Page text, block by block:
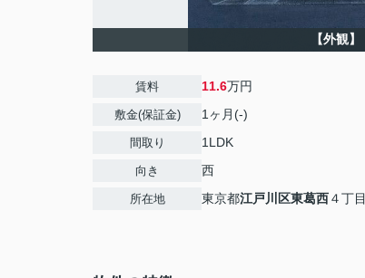
【外観】
賃料 11.6万円
敷金(保証金) 1ヶ月(-)
間取り 1LDK
向き 西
所在地 東京都江戸川区東葛西４丁目